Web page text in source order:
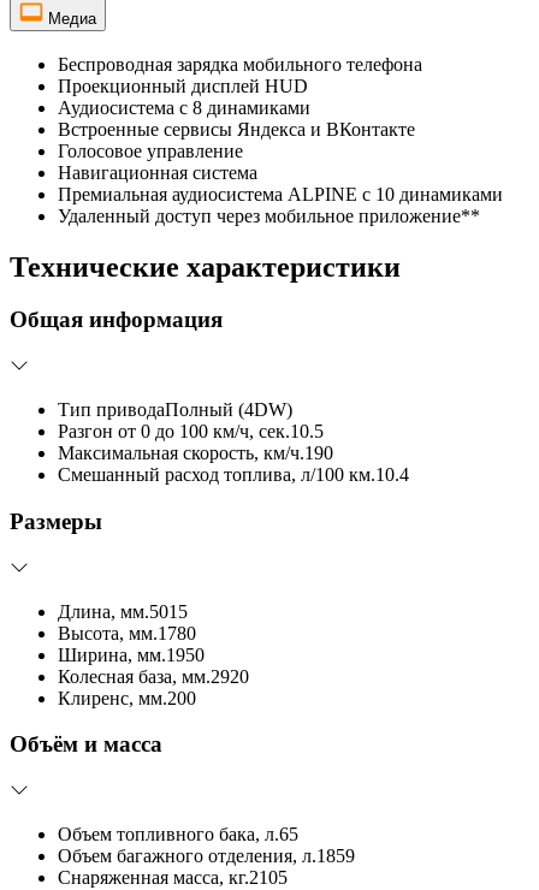
Медиа
Беспроводная зарядка мобильного телефона
Проекционный дисплей HUD
Аудиосистема с 8 динамиками
Встроенные сервисы Яндекса и ВКонтакте
Голосовое управление
Навигационная система
Премиальная аудиосистема ALPINE с 10 динамиками
Удаленный доступ через мобильное приложение**
Технические характеристики
Общая информация
Тип приводаПолный (4DW)
Разгон от 0 до 100 км/ч, сек.10.5
Максимальная скорость, км/ч.190
Смешанный расход топлива, л/100 км.10.4
Размеры
Длина, мм.5015
Высота, мм.1780
Ширина, мм.1950
Колесная база, мм.2920
Клиренс, мм.200
Объём и масса
Объем топливного бака, л.65
Объем багажного отделения, л.1859
Снаряженная масса, кг.2105